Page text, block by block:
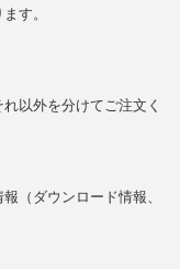
す。
以外を分けてご注文く
（ダウンロード情報、